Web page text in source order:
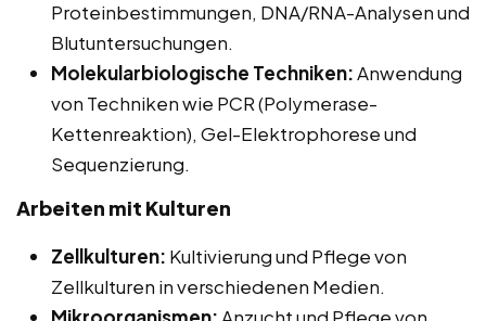
Proteinbestimmungen, DNA/RNA-Analysen und
Blutuntersuchungen.
Molekularbiologische Techniken:Anwendung
von Techniken wie PCR (Polymerase-
Kettenreaktion), Gel-Elektrophorese und
Sequenzierung.
Arbeiten mit Kulturen
Zellkulturen: Kultivierung und Pflege von
Zellkulturen in verschiedenen Medien.